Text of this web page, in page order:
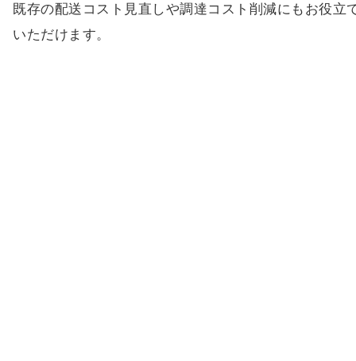
既存の配送コスト見直しや調達コスト削減にもお役立
いただけます。